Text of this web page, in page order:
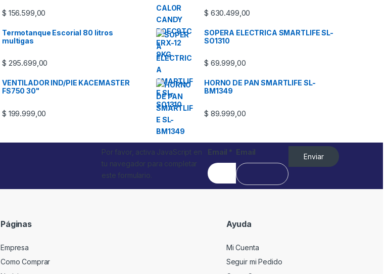
$ 156.599,00
Termotanque Escorial 80 litros
multigas
$ 295.699,00
VENTILADOR IND/PIE KACEMASTER
FS750 30"
$ 199.999,00
$ 630.499,00
SOPERA ELECTRICA SMARTLIFE SL-
SO1310
$ 69.999,00
HORNO DE PAN SMARTLIFE SL-
BM1349
$ 89.999,00
Por favor, activa JavaScript en
tu navegador para completar
este formulario.
Email * Email
Enviar
Páginas
Empresa
Como Comprar
Ayuda
Mi Cuenta
Seguir mi Pedido